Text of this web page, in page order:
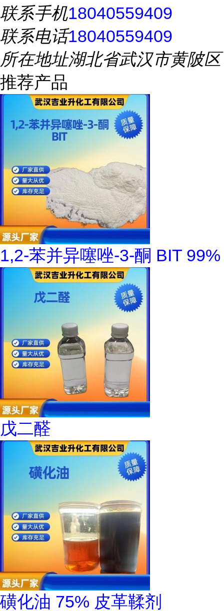
联系手机18040559409
联系电话18040559409
所在地址湖北省武汉市黄陂区
推荐产品
1,2-苯并异噻唑-3-酮 BIT 99%
戊二醛
磺化油 75% 皮革鞣剂